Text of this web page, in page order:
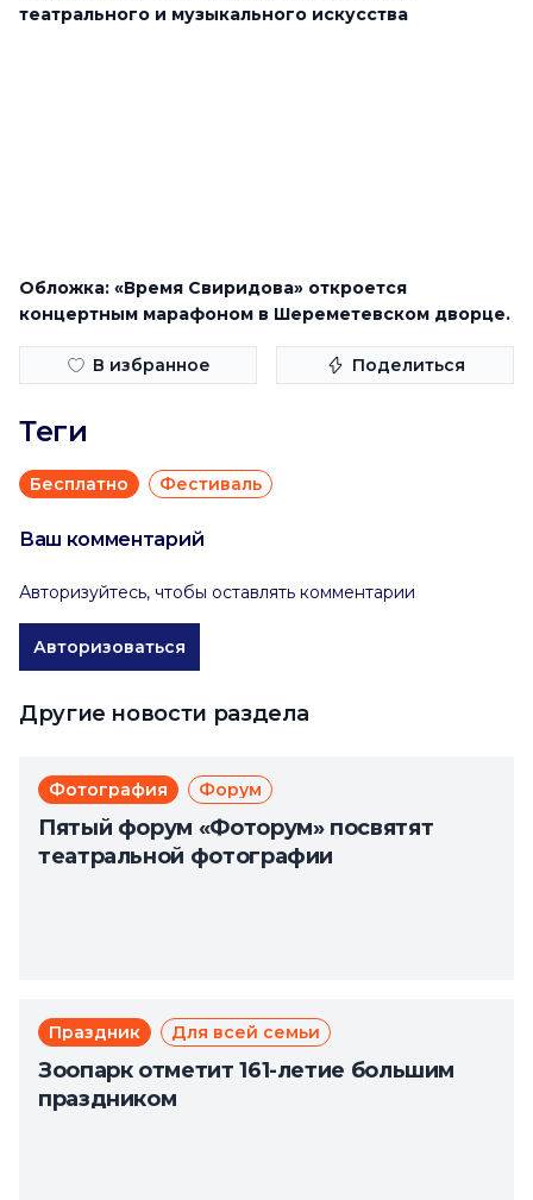
театрального и музыкального искусства
Обложка: «Время Свиридова» откроется
концертным марафоном в Шереметевском дворце.
В избранное Поделиться
Теги
Бесплатно Фестиваль
Ваш комментарий
Авторизуйтесь, чтобы оставлять комментарии
Авторизоваться
Другие новости раздела
Фотография Форум
Пятый форум «Фоторум» посвятят
театральной фотографии
Праздник Для всей семьи
Зоопарк отметит 161-летие большим
праздником